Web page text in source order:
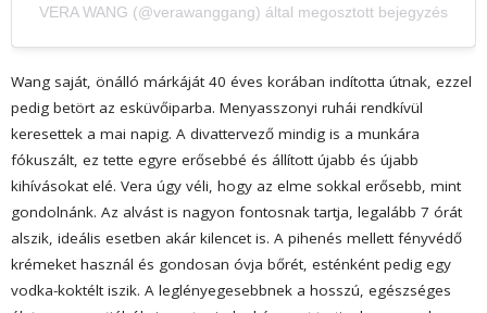
VERA WANG (@verawanggang) által megosztott bejegyzés
Wang saját, önálló márkáját 40 éves korában indította útnak, ezzel
pedig betört az esküvőiparba. Menyasszonyi ruhái rendkívül
keresettek a mai napig. A divattervező mindig is a munkára
fókuszált, ez tette egyre erősebbé és állított újabb és újabb
kihívásokat elé. Vera úgy véli, hogy az elme sokkal erősebb, mint
gondolnánk. Az alvást is nagyon fontosnak tartja, legalább 7 órát
alszik, ideális esetben akár kilencet is. A pihenés mellett fényvédő
krémeket használ és gondosan óvja bőrét, esténként pedig egy
vodka-koktélt iszik. A leglényegesebbnek a hosszú, egészséges